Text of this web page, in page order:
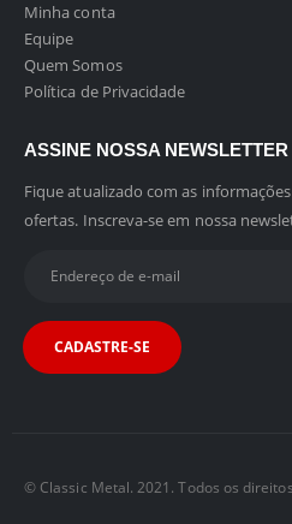
Minha conta
Equipe
Quem Somos
Política de Privacidade
ASSINE NOSSA NEWSLETTER
Fique atualizado com as
ofertas. Inscreva-se em nossa
© Classic Metal. 2021. Todos os